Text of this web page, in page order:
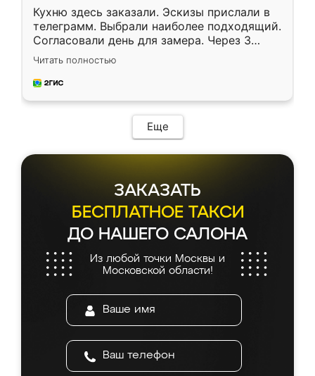
Кухню здесь заказали. Эскизы прислали в
телеграмм. Выбрали наиболее подходящий.
Согласовали день для замера. Через 3
недели кухня была уже готова. Остались
довольны работой. Спасибо Ренессанс
мебель за качественную работу!
Читать полностью
Еще
ЗАКАЗАТЬ
БЕСПЛАТНОЕ ТАКСИ
ДО НАШЕГО САЛОНА
Из любой точки Москвы и
Московской области!